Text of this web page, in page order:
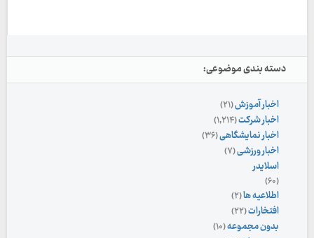
دسته بندی موضوعی:
اخبار آموزش(۲۱)
اخبار شرکت(۱,۲۱۴)
اخبار نمایشگاهی(۳۶)
اخبار ورزشی(۷)
اسلایدر
(۶۰)
اطلاعیه ها(۲)
افتخارات(۲۲)
بدون مجموعه(۱۰)